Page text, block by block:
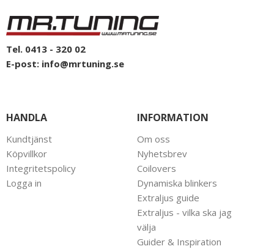
Tel. 0413 - 320 02
E-post: info@mrtuning.se
HANDLA
Kundtjänst
Köpvillkor
Integritetspolicy
Logga in
INFORMATION
Om oss
Nyhetsbrev
Coilovers
Dynamiska blinkers
Extraljus guide
Extraljus - vilka ska jag
välja
Guider & Inspiration